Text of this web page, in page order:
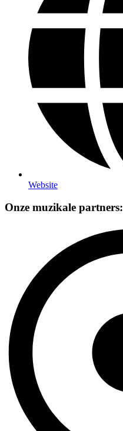
Website
Onze muzikale partners: